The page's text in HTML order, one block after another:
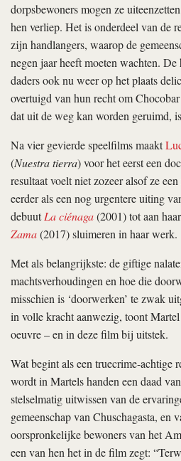
dorpsbewoners mogen ze
hen verliep. Het is onderdeel van de
zijn handlangers, waarop de
negen jaar heeft moeten wachten.
daders ook nu weer op het plaats
overtuigd van hun recht om
dat uit de weg kan worden geruimd,
Na vier gevierde speelfilms maakt
(Nuestra tierra) voor het eerst een
resultaat voelt niet zozeer alsof ze
eerder als een nog urgentere uiting
debuutLa ciénaga(2001) tot aan
Zama(2017) sluimeren in haar werk.
Met als belangrijkste: de giftige
machtsverhoudingen en hoe die
misschien is ‘doorwerken’ te zwak
in volle kracht aanwezig, toont
oeuvre – en in deze film bij uitstek.
Wat begint als een truecrime-achtige
wordt in Martels handen een daad
stelselmatig uitwissen van de
gemeenschap van Chuschagasta, en
oorspronkelijke bewoners van het
een van hen het in de film zegt: